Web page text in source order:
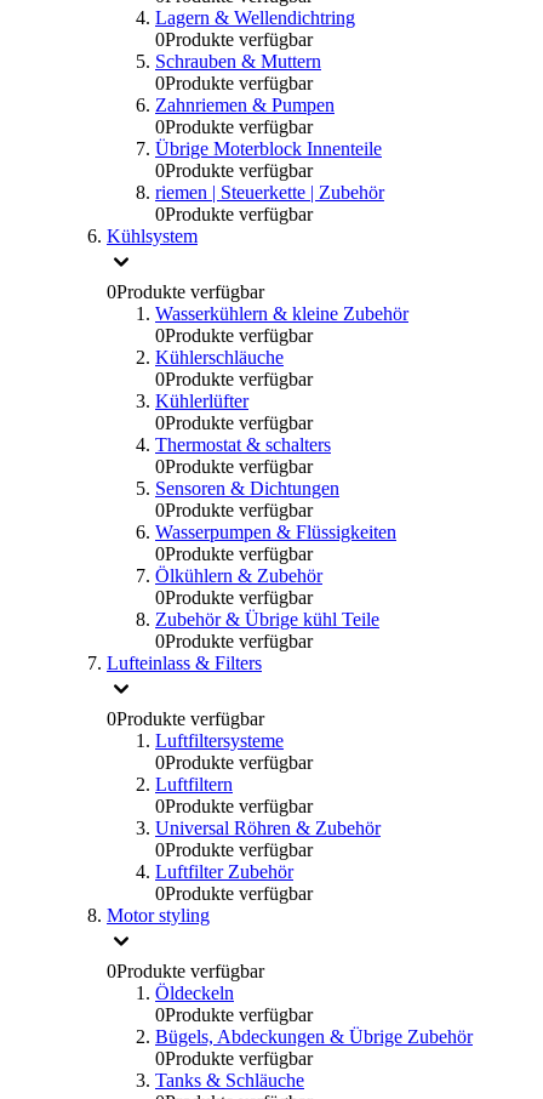
Lagern & Wellendichtring
0Produkte verfügbar
Schrauben & Muttern
0Produkte verfügbar
Zahnriemen & Pumpen
0Produkte verfügbar
Übrige Moterblock Innenteile
0Produkte verfügbar
riemen | Steuerkette | Zubehör
0Produkte verfügbar
Kühlsystem
0Produkte verfügbar
Wasserkühlern & kleine Zubehör
0Produkte verfügbar
Kühlerschläuche
0Produkte verfügbar
Kühlerlüfter
0Produkte verfügbar
Thermostat & schalters
0Produkte verfügbar
Sensoren & Dichtungen
0Produkte verfügbar
Wasserpumpen & Flüssigkeiten
0Produkte verfügbar
Ölkühlern & Zubehör
0Produkte verfügbar
Zubehör & Übrige kühl Teile
0Produkte verfügbar
Lufteinlass & Filters
0Produkte verfügbar
Luftfiltersysteme
0Produkte verfügbar
Luftfiltern
0Produkte verfügbar
Universal Röhren & Zubehör
0Produkte verfügbar
Luftfilter Zubehör
0Produkte verfügbar
Motor styling
0Produkte verfügbar
Öldeckeln
0Produkte verfügbar
Bügels, Abdeckungen & Übrige Zubehör
0Produkte verfügbar
Tanks & Schläuche